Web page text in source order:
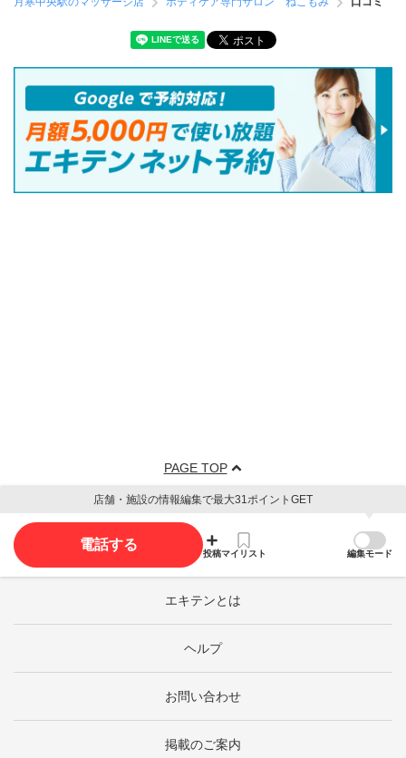
PAGE TOP
店舗・施設の情報編集で最大31ポイントGET
電話する
投稿マイリスト 編集モード
エキテンとは
ヘルプ
お問い合わせ
掲載のご案内